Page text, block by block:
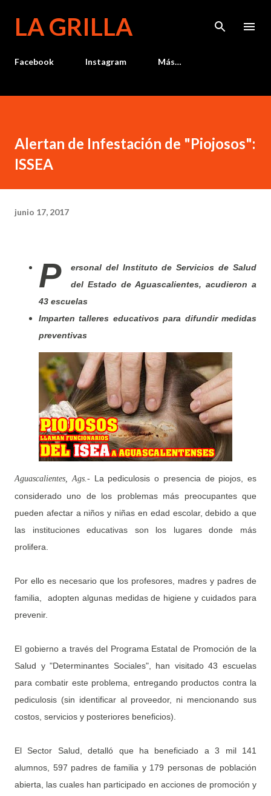
LA GRILLA
Facebook Instagram Más…
Alertan de Infestación de "Piojosos":
ISSEA
junio 17, 2017
P
ersonal del Instituto de Servicios de Salud
del Estado de Aguascalientes, acudieron a
43 escuelas
Imparten talleres educativos para difundir medidas
preventivas
Aguascalientes, Ags.- La pediculosis o presencia de piojos, es
considerado uno de los problemas más preocupantes que
pueden afectar a niños y niñas en edad escolar, debido a que
las instituciones educativas son los lugares donde más
prolifera.
Por ello es necesario que los profesores, madres y padres de
familia, adopten algunas medidas de higiene y cuidados para
prevenir.
El gobierno a través del Programa Estatal de Promoción de la
Salud y "Determinantes Sociales", han visitado 43 escuelas
para combatir este problema, entregando productos contra la
pediculosis (sin identificar al proveedor, ni mencionando sus
costos, servicios y posteriores beneficios).
El Sector Salud, detalló que ha beneficiado a 3 mil 141
alumnos, 597 padres de familia y 179 personas de población
abierta, las cuales han participado en acciones de promoción y